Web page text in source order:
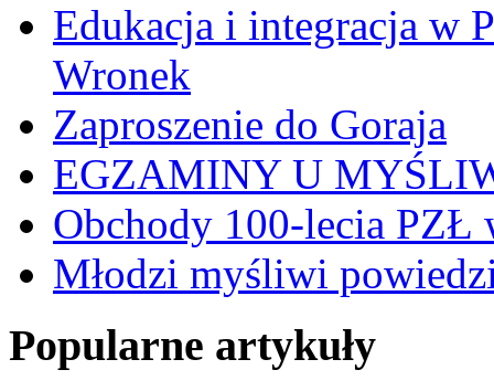
Edukacja i integracja w
Wronek
Zaproszenie do Goraja
EGZAMINY U
Obchody 100-lecia PZŁ
Młodzi myśliwi
Popularne artykuły